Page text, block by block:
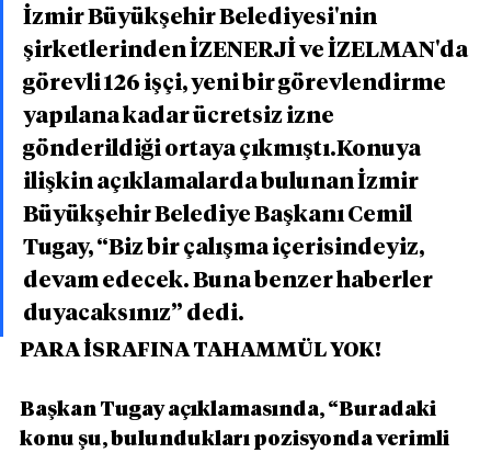
İzmir Büyükşehir Belediyesi'nin
şirketlerinden İZENERJİ ve İZELMAN'da
görevli 126 işçi, yeni bir görevlendirme
yapılana kadar ücretsiz izne
gönderildiği ortaya çıkmıştı.Konuya
ilişkin açıklamalarda bulunan İzmir
Büyükşehir Belediye Başkanı Cemil
Tugay, “Biz bir çalışma içerisindeyiz,
devam edecek. Buna benzer haberler
duyacaksınız” dedi.
PARA İSRAFINA TAHAMMÜL YOK!
Başkan Tugay açıklamasında, “Buradaki
konu şu, bulundukları pozisyonda verimli